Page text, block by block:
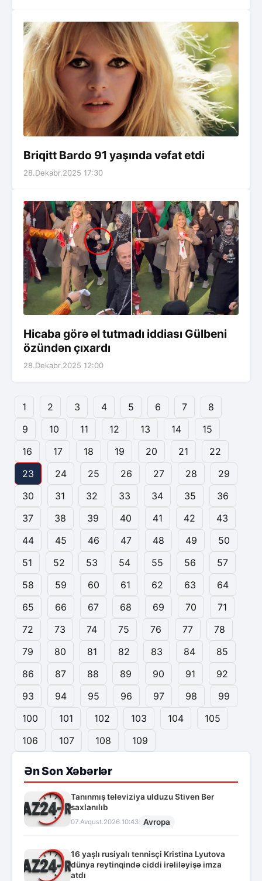
Briqitt Bardo 91 yaşında vəfat etdi
28.Dekabr.2025 17:30
Hicaba görə əl tutmadı iddiası Gülbeni
özündən çıxardı
28.Dekabr.2025 12:00
1 2 3 4 5 6 7
8
9
10 11 12 13 14
15
16
17 18 19 20 21
22
23
24 25 26 27 28
29
30
31 32 33 34 35
36
37
38 39 40 41 42
43
44
45 46 47 48 49
50
51
52 53 54 55 56
57
58
59 60 61 62 63
64
65
66 67 68 69 70
71
72
73 74 75 76 77
78
79
80 81 82 83 84
85
86
87 88 89 90 91
92
93
94 95 96 97 98
99
100
101 102 103 104
105
106
107 108 109
Ən Son Xəbərlər
Tanınmış televiziya ulduzu Stiven Ber
saxlanılıb
07.Avqust.2026 10:43 Avropa
16 yaşlı rusiyalı tennisçi Kristina Lyutova
dünya reytinqində ciddi irəliləyişə imza
atdı